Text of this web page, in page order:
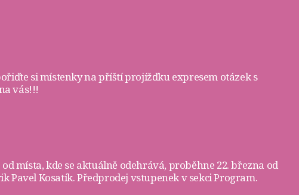
simístenkyna příští projížďku expresem otázek s
vás!!!
místa, kde se aktuálně odehrává, proběhne 22. března od
Pavel Kosatík. Předprodej vstupenek v sekciProgram.